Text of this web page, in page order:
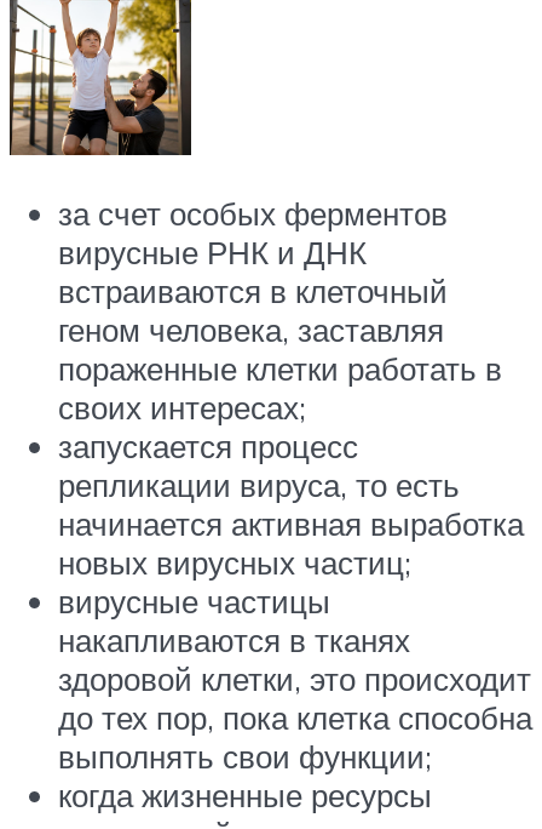
за счет особых ферментов
вирусные РНК и ДНК
встраиваются в клеточный
геном человека, заставляя
пораженные клетки работать в
своих интересах;
запускается процесс
репликации вируса, то есть
начинается активная выработка
новых вирусных частиц;
вирусные частицы
накапливаются в тканях
здоровой клетки, это происходит
до тех пор, пока клетка способна
выполнять свои функции;
когда жизненные ресурсы